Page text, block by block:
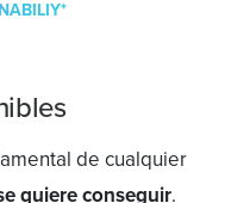
de cualquier
quiere conseguir.